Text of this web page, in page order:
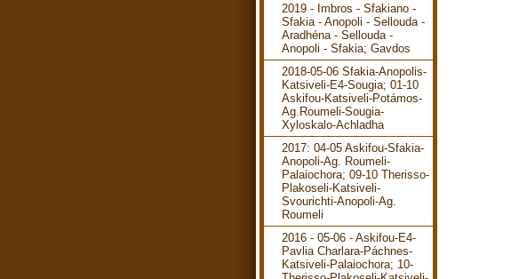
2019 - Imbros - Sfakiano -
Sfakia - Anopoli - Sellouda -
Aradhéna - Sellouda -
Anopoli - Sfakia; Gavdos
2018-05-06 Sfakia-Anopolis-
Katsiveli-E4-Sougia; 01-10
Askifou-Katsiveli-Potámos-
Ag.Roumeli-Sougia-
Xyloskalo-Achladha
2017: 04-05 Askifou-Sfakia-
Anopoli-Ag. Roumeli-
Palaiochora; 09-10 Therisso-
Plakoseli-Katsiveli-
Svourichti-Anopoli-Ag.
Roumeli
2016 - 05-06 - Askifou-E4-
Pavlia Charlara-Páchnes-
Katsiveli-Palaiochora; 10-